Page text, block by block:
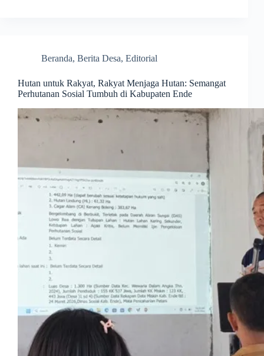
Beranda, Berita Desa, Editorial
Hutan untuk Rakyat, Rakyat Menjaga Hutan: Semangat
Perhutanan Sosial Tumbuh di Kabupaten Ende